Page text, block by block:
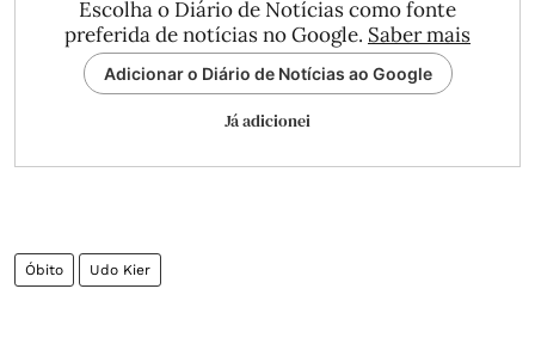
Escolha o Diário de Notícias como fonte
preferida de notícias no Google. Saber mais
Adicionar o Diário de Notícias ao Google
Já adicionei
Óbito Udo Kier